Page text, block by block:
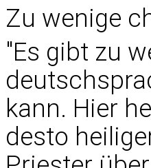
Zu wenige
"Es gibt zu
kann. Hier
desto